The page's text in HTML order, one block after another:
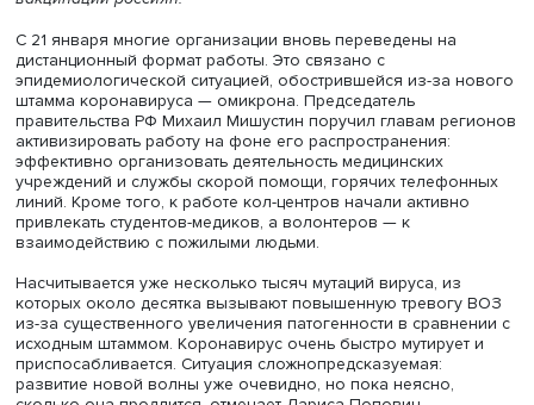
Попович. По ее прогнозам, к началу сезона отпусков
эпидемия может ослабнуть. Однако отменят ли
курортных зонах, зависит в первую очередь от темпов
вакцинации россиян.
С 21 января многие организации вновь переведены на
дистанционный формат работы. Это связано с
эпидемиологической ситуацией, обострившейся из-за
штамма коронавируса — омикрона. Председатель
правительства РФ Михаил Мишустин поручил главам
активизировать работу на фоне его распространения:
эффективно организовать деятельность медицинских
учреждений и службы скорой помощи, горячих
линий. Кроме того, к работе кол-центров начали
привлекать студентов-медиков, а волонтеров — к
взаимодействию с пожилыми людьми.